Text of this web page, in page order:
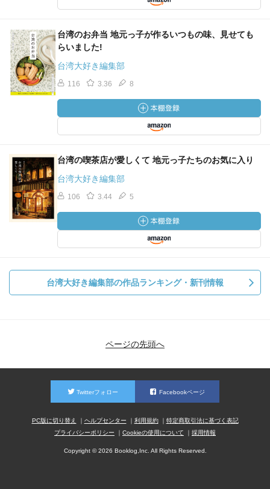
台湾のお弁当 地元っ子が作るいつもの味、見せても
らいました!
台湾大好き編集部
116 3.36 8
台湾の喫茶店が愛しくて 地元っ子たちのお気に入り
台湾大好き編集部
106 3.44 5
台湾大好き編集部の作品ランキング・新刊情報
ページの先頭へ
Twitterフォロー Facebookページ
PC版に切り替え ヘルプセンター 利用規約
特定商取引法に基づく表記
プライバシーポリシー
Cookieの使用について 採用情報
Copyright © 2026 Booklog,Inc. All Rights Reserved.